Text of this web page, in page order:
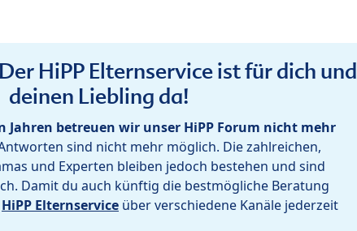
HiPP Elternservice ist für dich und
deinen Liebling da!
Jahren betreuen wir unser HiPP Forum nicht mehr
sind nicht mehr möglich. Die zahlreichen,
und Experten bleiben jedoch bestehen und sind
Damit du auch künftig die bestmögliche Beratung
HiPP Elternservice über verschiedene Kanäle jederzeit